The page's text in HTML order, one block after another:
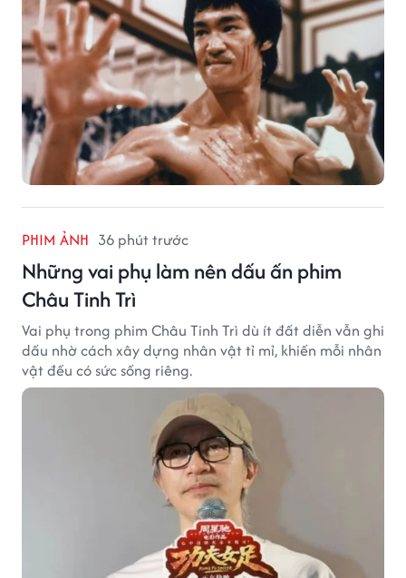
PHIM ẢNH 36 phút trước
Những vai phụ làm nên dấu ấn phim
Châu Tinh Trì
Vai phụ trong phim Châu Tinh Trì dù ít đất diễn vẫn ghi
dấu nhờ cách xây dựng nhân vật tỉ mỉ, khiến mỗi nhân
vật đều có sức sống riêng.